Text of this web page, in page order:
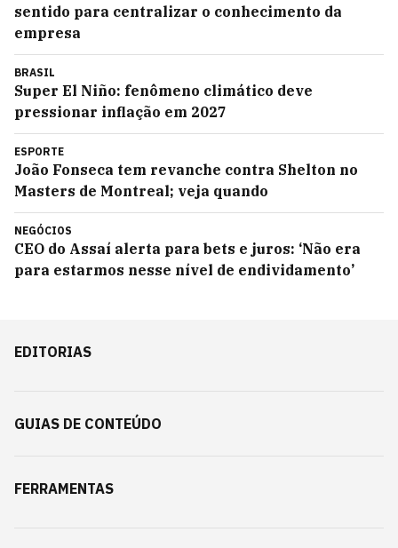
sentido para centralizar o conhecimento da
empresa
BRASIL
Super El Niño: fenômeno climático deve
pressionar inflação em 2027
ESPORTE
João Fonseca tem revanche contra Shelton no
Masters de Montreal; veja quando
NEGÓCIOS
CEO do Assaí alerta para bets e juros: ‘Não era
para estarmos nesse nível de endividamento’
EDITORIAS
GUIAS DE CONTEÚDO
FERRAMENTAS